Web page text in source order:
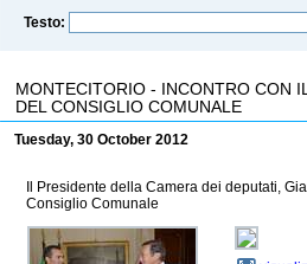
Testo:
MONTECITORIO - INCONTRO CON
DEL CONSIGLIO COMUNALE
Tuesday, 30 October 2012
Il Presidente della Camera dei deputati,
Consiglio Comunale